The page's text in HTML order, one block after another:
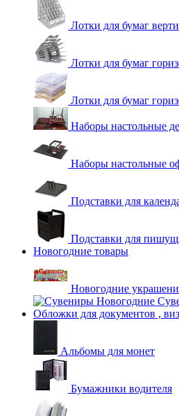
Лотки для бумаг
Лотки для бумаг
Лотки для бумаг
Наборы настольные
Наборы настольные
Подставки для
Подставки для
Новогодние товары
Новогодние
Обложки для документов ,
Альбомы для монет
Бумажники водителя